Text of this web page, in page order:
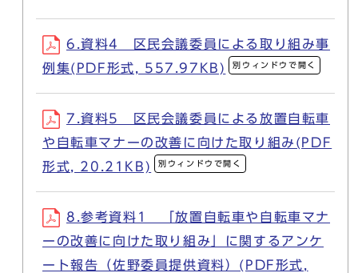
6.資料4 区民会議委員による取り組み事
例集(PDF形式, 557.97KB)
別ウィンドウで開く
7.資料5 区民会議委員による放置自転車
や自転車マナーの改善に向けた取り組み(PDF
形式, 20.21KB)
別ウィンドウで開く
8.参考資料1 「放置自転車や自転車マナ
ーの改善に向けた取り組み」に関するアンケ
ート報告（佐野委員提供資料）(PDF形式,